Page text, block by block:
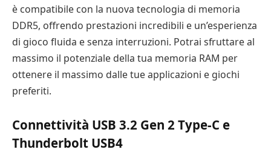
è compatibile con la nuova tecnologia di memoria
DDR5, offrendo prestazioni incredibili e un’esperienza
di gioco fluida e senza interruzioni. Potrai sfruttare al
massimo il potenziale della tua memoria RAM per
ottenere il massimo dalle tue applicazioni e giochi
preferiti.
Connettività USB 3.2 Gen 2 Type-C e
Thunderbolt USB4